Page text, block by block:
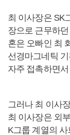
최 이사장은 SK
장으로 근무하
혼은 오빠인 최
선경마그네틱
자주 접촉하면
그러나 최 이사
최 이사장은 외
K그룹 계열의